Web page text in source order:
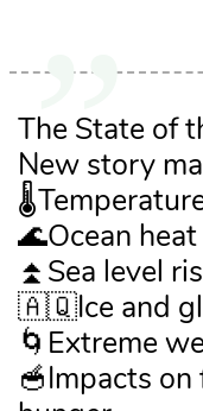
The State of
New story
🌊Ocean
⏫Sea level
🇦🇶Ice and
🌀Extreme
🥣Impacts